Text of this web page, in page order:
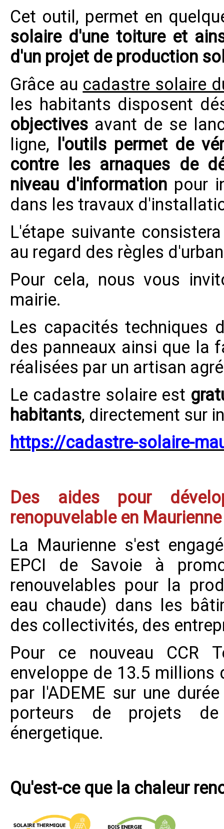
Cet outil, permet en
solaire d'une toiture et
d'un projet de production
Grâce au cadastre solaire
les habitants disposent
objectives avant de se
ligne,
l'outils permet de
contre les arnaques de
niveau d'informationpour
dans les travaux
L'étape suivante
au regard des règles
Pour cela, nous vous
mairie.
Les capacités techniques
des panneaux ainsi que la
réalisées par un artisan
Le cadastre solaire est
habitants, directement sur
https://cadastre-solaire-
Des aides pour
renopuvelable en Maurienne
La Maurienne s'est
EPCI de Savoie à
renouvelables pour la
eau chaude) dans les
des collectivités, des
Pour ce nouveau CCR
enveloppe de 13.5
par l'ADEME sur une
porteurs de projets
énergetique.
Qu'est-ce que la chaleur